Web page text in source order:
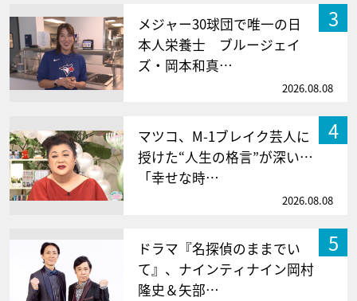
3
メジャー30球団で唯一の日
本人栄養士 ブルージェイ
ズ・岡本和真…
2026.08.08
4
マツコ、M-1ブレイク芸人に
授けた“人生の格言”が深い…
「幸せな時…
2026.08.08
5
ドラマ『名探偵のままでい
て』、ナインティナイン岡村
隆史＆矢部…